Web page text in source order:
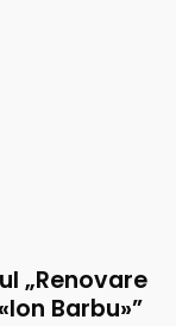
„Renovare
Barbu»”